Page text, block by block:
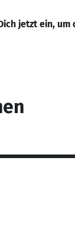
jetzt ein,